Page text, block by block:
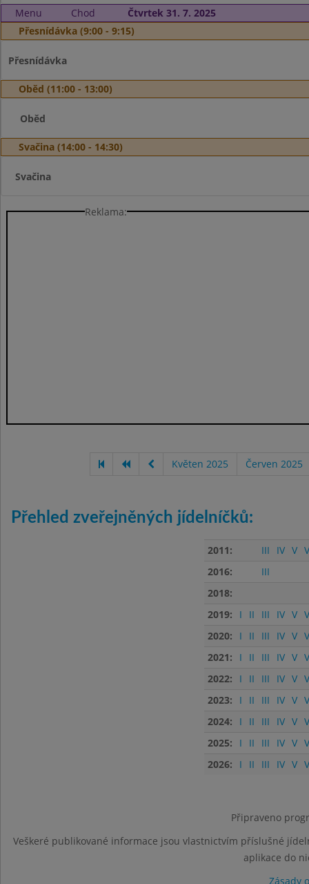
Menu Chod
Čtvrtek 31. 7. 2025
Přesnídávka (9:00 - 9:15)
Přesnídávka
Oběd (11:00 - 13:00)
Oběd
Svačina (14:00 - 14:30)
Svačina
Reklama:
Květen 2025 Červen 2025
Přehled zveřejněných jídelníčků:
2011: III IV V
2016:
III
2018:
2019:
I II III IV V
2020:
I II III IV V
2021:
I II III IV V
2022:
I II III IV V
2023:
I II III IV V
2024:
I II III IV V
2025:
I II III IV V
2026:
I II III IV V
Připraveno
Veškeré publikované informace jsou vlastnictvím příslušné
aplikace do
Zásady